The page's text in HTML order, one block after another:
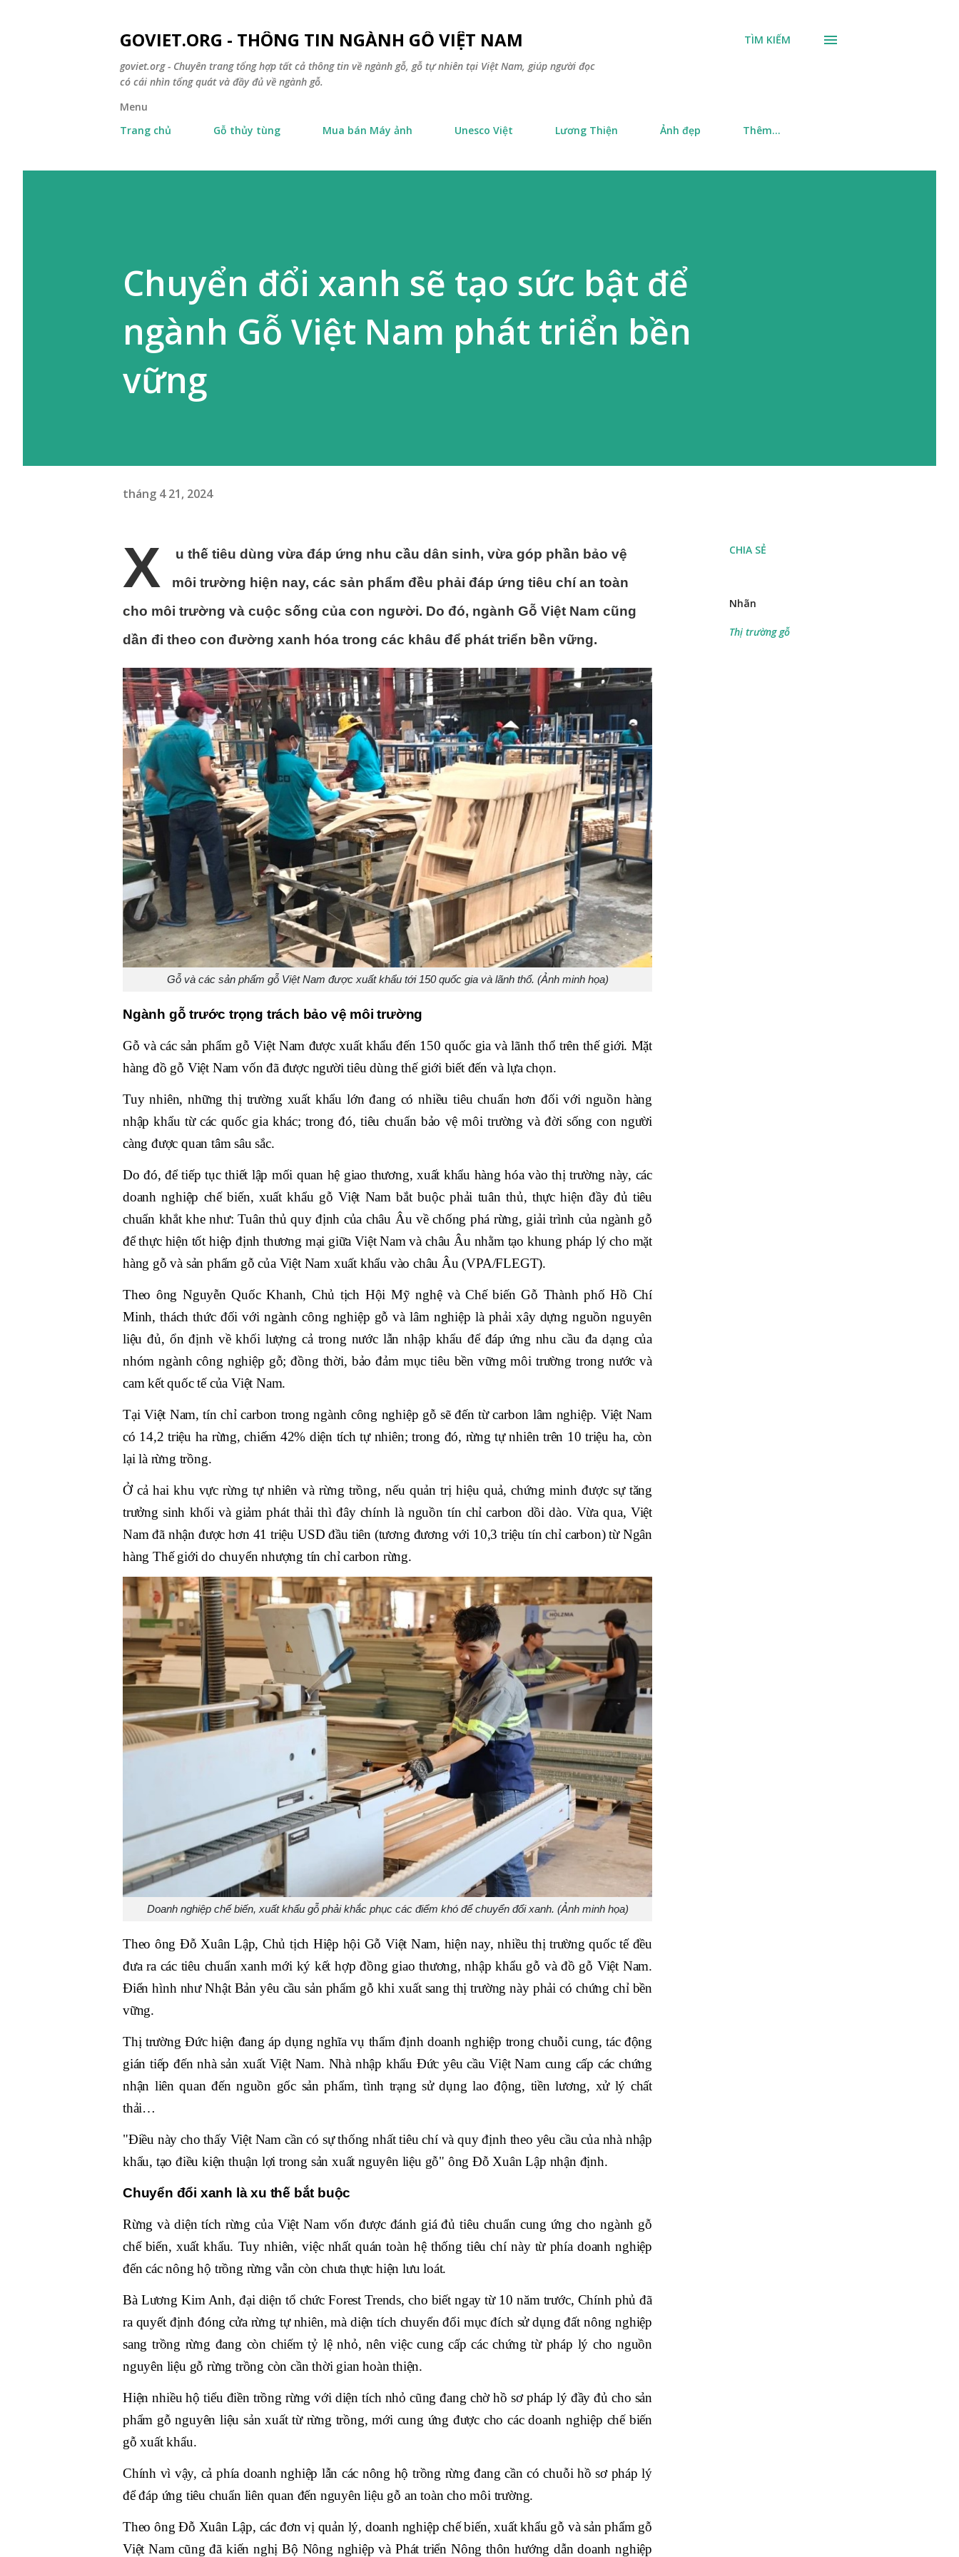
GOVIET.ORG - THÔNG TIN NGÀNH GỖ VIỆT NAM
goviet.org - Chuyên trang tổng hợp tất cả thông tin về ngành gỗ, gỗ tự nhiên tại Việt Nam, giúp người đọc
có cái nhìn tổng quát và đầy đủ về ngành gỗ.
TÌM KIẾM
Menu
Trang chủ
Gỗ thủy tùng Mua bán Máy ảnh Unesco Việt Lương Thiện Ảnh đẹp Thêm…
Chuyển đổi xanh sẽ tạo sức bật để
ngành Gỗ Việt Nam phát triển bền
vững
tháng 4 21, 2024
X
u thế tiêu dùng vừa đáp ứng nhu cầu dân sinh, vừa góp phần bảo vệ
môi trường hiện nay, các sản phẩm đều phải đáp ứng tiêu chí an toàn
cho môi trường và cuộc sống của con người. Do đó, ngành Gỗ Việt Nam cũng
dần đi theo con đường xanh hóa trong các khâu để phát triển bền vững.
Gỗ và các sản phẩm gỗ Việt Nam được xuất khẩu tới 150 quốc gia và lãnh thổ. (Ảnh minh họa)
Ngành gỗ trước trọng trách bảo vệ môi trường
Gỗ và các sản phẩm gỗ Việt Nam được xuất khẩu đến 150 quốc gia và lãnh thổ trên thế giới. Mặt
hàng đồ gỗ Việt Nam vốn đã được người tiêu dùng thế giới biết đến và lựa chọn.
Tuy nhiên, những thị trường xuất khẩu lớn đang có nhiều tiêu chuẩn hơn đối với nguồn hàng
nhập khẩu từ các quốc gia khác; trong đó, tiêu chuẩn bảo vệ môi trường và đời sống con người
càng được quan tâm sâu sắc.
Do đó, để tiếp tục thiết lập mối quan hệ giao thương, xuất khẩu hàng hóa vào thị trường này, các
doanh nghiệp chế biến, xuất khẩu gỗ Việt Nam bắt buộc phải tuân thủ, thực hiện đầy đủ tiêu
chuẩn khắt khe như: Tuân thủ quy định của châu Âu về chống phá rừng, giải trình của ngành gỗ
để thực hiện tốt hiệp định thương mại giữa Việt Nam và châu Âu nhằm tạo khung pháp lý cho mặt
hàng gỗ và sản phẩm gỗ của Việt Nam xuất khẩu vào châu Âu (VPA/FLEGT).
Theo ông Nguyễn Quốc Khanh, Chủ tịch Hội Mỹ nghệ và Chế biến Gỗ Thành phố Hồ Chí
Minh, thách thức đối với ngành công nghiệp gỗ và lâm nghiệp là phải xây dựng nguồn nguyên
liệu đủ, ổn định về khối lượng cả trong nước lẫn nhập khẩu để đáp ứng nhu cầu đa dạng của
nhóm ngành công nghiệp gỗ; đồng thời, bảo đảm mục tiêu bền vững môi trường trong nước và
cam kết quốc tế của Việt Nam.
Tại Việt Nam, tín chỉ carbon trong ngành công nghiệp gỗ sẽ đến từ carbon lâm nghiệp. Việt Nam
có 14,2 triệu ha rừng, chiếm 42% diện tích tự nhiên; trong đó, rừng tự nhiên trên 10 triệu ha, còn
lại là rừng trồng.
Ở cả hai khu vực rừng tự nhiên và rừng trồng, nếu quản trị hiệu quả, chứng minh được sự tăng
trưởng sinh khối và giảm phát thải thì đây chính là nguồn tín chỉ carbon dồi dào. Vừa qua, Việt
Nam đã nhận được hơn 41 triệu USD đầu tiên (tương đương với 10,3 triệu tín chỉ carbon) từ Ngân
hàng Thế giới do chuyển nhượng tín chỉ carbon rừng.
Doanh nghiệp chế biến, xuất khẩu gỗ phải khắc phục các điểm khó để chuyển đổi xanh. (Ảnh minh họa)
Theo ông Đỗ Xuân Lập, Chủ tịch Hiệp hội Gỗ Việt Nam, hiện nay, nhiều thị trường quốc tế đều
đưa ra các tiêu chuẩn xanh mới ký kết hợp đồng giao thương, nhập khẩu gỗ và đồ gỗ Việt Nam.
Điển hình như Nhật Bản yêu cầu sản phẩm gỗ khi xuất sang thị trường này phải có chứng chỉ bền
vững.
Thị trường Đức hiện đang áp dụng nghĩa vụ thẩm định doanh nghiệp trong chuỗi cung, tác động
gián tiếp đến nhà sản xuất Việt Nam. Nhà nhập khẩu Đức yêu cầu Việt Nam cung cấp các chứng
nhận liên quan đến nguồn gốc sản phẩm, tình trạng sử dụng lao động, tiền lương, xử lý chất
thải…
"Điều này cho thấy Việt Nam cần có sự thống nhất tiêu chí và quy định theo yêu cầu của nhà nhập
khẩu, tạo điều kiện thuận lợi trong sản xuất nguyên liệu gỗ" ông Đỗ Xuân Lập nhận định.
Chuyển đổi xanh là xu thế bắt buộc
Rừng và diện tích rừng của Việt Nam vốn được đánh giá đủ tiêu chuẩn cung ứng cho ngành gỗ
chế biến, xuất khẩu. Tuy nhiên, việc nhất quán toàn hệ thống tiêu chí này từ phía doanh nghiệp
đến các nông hộ trồng rừng vẫn còn chưa thực hiện lưu loát.
Bà Lương Kim Anh, đại diện tổ chức Forest Trends, cho biết ngay từ 10 năm trước, Chính phủ đã
ra quyết định đóng cửa rừng tự nhiên, mà diện tích chuyển đổi mục đích sử dụng đất nông nghiệp
sang trồng rừng đang còn chiếm tỷ lệ nhỏ, nên việc cung cấp các chứng từ pháp lý cho nguồn
nguyên liệu gỗ rừng trồng còn cần thời gian hoàn thiện.
Hiện nhiều hộ tiểu điền trồng rừng với diện tích nhỏ cũng đang chờ hồ sơ pháp lý đầy đủ cho sản
phẩm gỗ nguyên liệu sản xuất từ rừng trồng, mới cung ứng được cho các doanh nghiệp chế biến
gỗ xuất khẩu.
Chính vì vậy, cả phía doanh nghiệp lẫn các nông hộ trồng rừng đang cần có chuỗi hồ sơ pháp lý
để đáp ứng tiêu chuẩn liên quan đến nguyên liệu gỗ an toàn cho môi trường.
Theo ông Đỗ Xuân Lập, các đơn vị quản lý, doanh nghiệp chế biến, xuất khẩu gỗ và sản phẩm gỗ
Việt Nam cũng đã kiến nghị Bộ Nông nghiệp và Phát triển Nông thôn hướng dẫn doanh nghiệp
CHIA SẺ
Nhãn
Thị trường gỗ